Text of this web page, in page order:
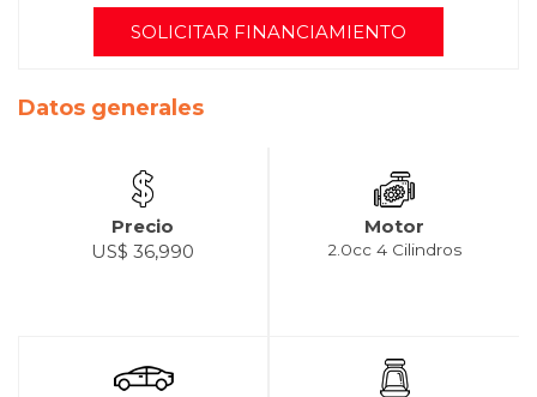
SOLICITAR FINANCIAMIENTO
Datos generales
Precio
US$ 36,990
Motor
2.0cc 4 Cilindros